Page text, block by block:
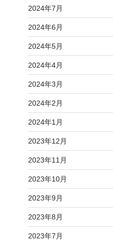
2024年7月
2024年6月
2024年5月
2024年4月
2024年3月
2024年2月
2024年1月
2023年12月
2023年11月
2023年10月
2023年9月
2023年8月
2023年7月